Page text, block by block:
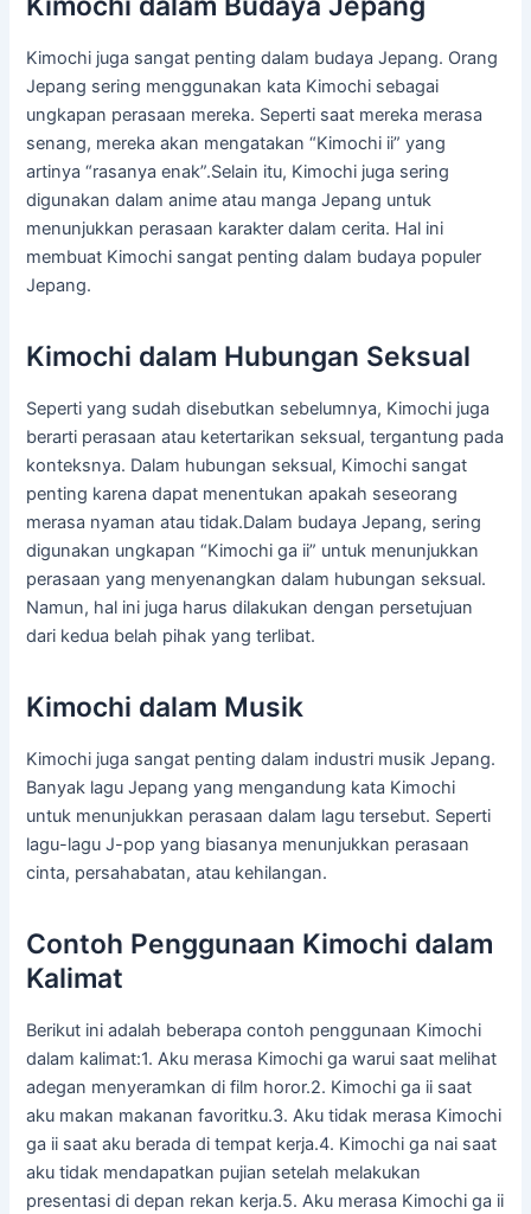
Kimochi juga sangat penting dalam budaya Jepang. Orang
Jepang sering menggunakan kata Kimochi sebagai
ungkapan perasaan mereka. Seperti saat mereka merasa
senang, mereka akan mengatakan “Kimochi ii” yang
artinya “rasanya enak”.Selain itu, Kimochi juga sering
digunakan dalam anime atau manga Jepang untuk
menunjukkan perasaan karakter dalam cerita. Hal ini
membuat Kimochi sangat penting dalam budaya populer
Jepang.
Kimochi dalam Hubungan Seksual
Seperti yang sudah disebutkan sebelumnya, Kimochi juga
berarti perasaan atau ketertarikan seksual, tergantung pada
konteksnya. Dalam hubungan seksual, Kimochi sangat
penting karena dapat menentukan apakah seseorang
merasa nyaman atau tidak.Dalam budaya Jepang, sering
digunakan ungkapan “Kimochi ga ii” untuk menunjukkan
perasaan yang menyenangkan dalam hubungan seksual.
Namun, hal ini juga harus dilakukan dengan persetujuan
dari kedua belah pihak yang terlibat.
Kimochi dalam Musik
Kimochi juga sangat penting dalam industri musik Jepang.
Banyak lagu Jepang yang mengandung kata Kimochi
untuk menunjukkan perasaan dalam lagu tersebut. Seperti
lagu-lagu J-pop yang biasanya menunjukkan perasaan
cinta, persahabatan, atau kehilangan.
Contoh Penggunaan Kimochi dalam
Kalimat
Berikut ini adalah beberapa contoh penggunaan Kimochi
dalam kalimat:1. Aku merasa Kimochi ga warui saat melihat
adegan menyeramkan di film horor.2. Kimochi ga ii saat
aku makan makanan favoritku.3. Aku tidak merasa Kimochi
ga ii saat aku berada di tempat kerja.4. Kimochi ga nai saat
aku tidak mendapatkan pujian setelah melakukan
presentasi di depan rekan kerja.5. Aku merasa Kimochi ga ii